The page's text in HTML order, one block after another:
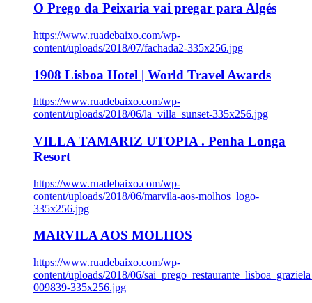
O Prego da Peixaria vai pregar para Algés
https://www.ruadebaixo.com/wp-
content/uploads/2018/07/fachada2-335x256.jpg
1908 Lisboa Hotel | World Travel Awards
https://www.ruadebaixo.com/wp-
content/uploads/2018/06/la_villa_sunset-335x256.jpg
VILLA TAMARIZ UTOPIA . Penha Longa
Resort
https://www.ruadebaixo.com/wp-
content/uploads/2018/06/marvila-aos-molhos_logo-
335x256.jpg
MARVILA AOS MOLHOS
https://www.ruadebaixo.com/wp-
content/uploads/2018/06/
009839-335x256.jpg